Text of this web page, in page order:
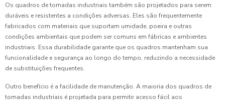
Os quadros de tomadas industriais também são projetados para serem
duráveis e resistentes a condições adversas. Eles são frequentemente
fabricados com materiais que suportam umidade, poeira e outras
condições ambientais que podem ser comuns em fábricas e ambientes
industriais. Essa durabilidade garante que os quadros mantenham sua
funcionalidade e segurança ao longo do tempo, reduzindo a necessidade
de substituições frequentes.
Outro benefício é a facilidade de manutenção. A maioria dos quadros de
tomadas industriais é projetada para permitir acesso fácil aos